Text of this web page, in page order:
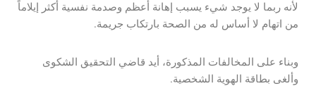
لأنه ربما لا يوجد شيء يسبب إهانة أعظم وصدمة نفسية أكثر إيلاماً
من اتهام لا أساس له من الصحة بارتكاب جريمة.
وبناء على المخالفات المذكورة، أيد قاضي التحقيق الشكوى
وألغى بطاقة الهوية الشخصية.